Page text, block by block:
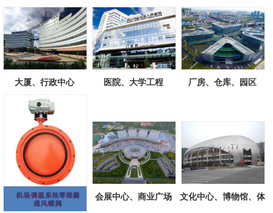
大厦、行政中心 医院、大学工程 厂房、仓库、园区
会展中心、商业广场
文化中心、博物馆、体